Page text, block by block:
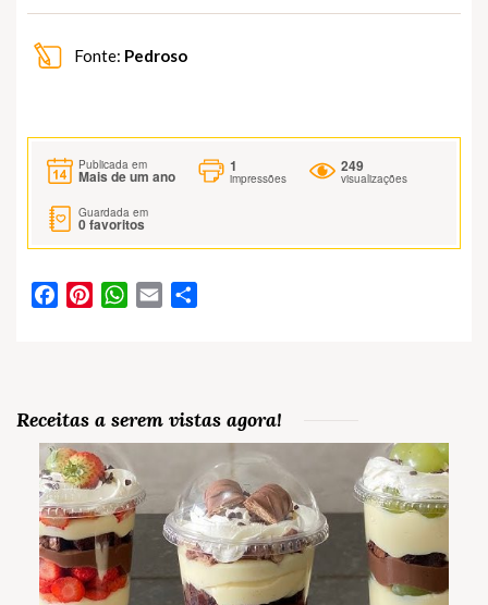
Fonte: Pedroso
Publicada em
Mais de um ano
1
impressões
249
visualizações
Guardada em
0favoritos
FacebookPinterestWhatsApp
Email
Receitas a serem vistas agora!